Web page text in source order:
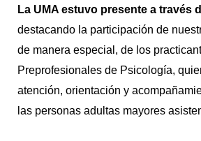
La UMA estuvo presente a través
destacando la participación de
de manera especial, de los
Preprofesionales de Psicología,
atención, orientación y
las personas adultas mayores